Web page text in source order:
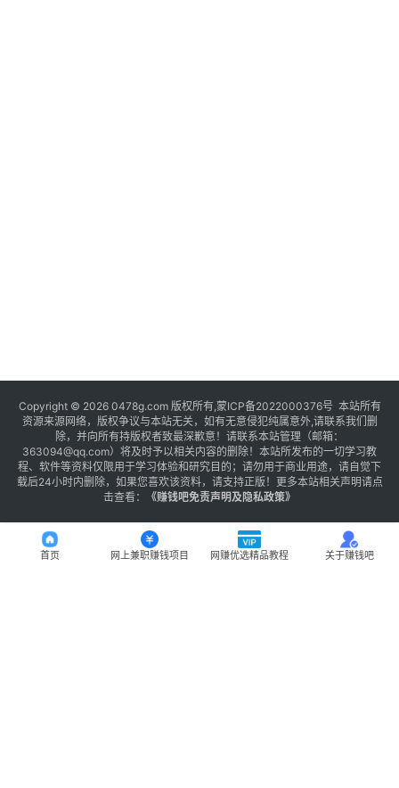
Copyright © 2026 0478g.com 版权所有,蒙ICP备2022000376号 本站所有
资源来源网络，版权争议与本站无关，如有无意侵犯纯属意外,请联系我们删
除，并向所有持版权者致最深歉意！请联系本站管理（邮箱：
363094@qq.com）将及时予以相关内容的删除！本站所发布的一切学习教
程、软件等资料仅限用于学习体验和研究目的；请勿用于商业用途，请自觉下
载后24小时内删除，如果您喜欢该资料，请支持正版！更多本站相关声明请点
击查看：
《赚钱吧免责声明及隐私政策》
首页 网上兼职赚钱项目 网赚优选精品教程 关于赚钱吧